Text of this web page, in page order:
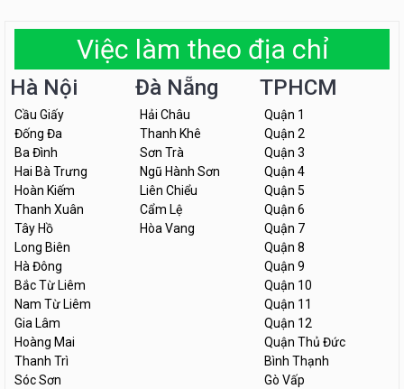
Việc làm theo địa chỉ
Hà Nội
Cầu Giấy
Đống Đa
Ba Đình
Hai Bà Trưng
Hoàn Kiếm
Thanh Xuân
Tây Hồ
Long Biên
Hà Đông
Bắc Từ Liêm
Nam Từ Liêm
Gia Lâm
Hoàng Mai
Thanh Trì
Sóc Sơn
Đà Nẵng
Hải Châu
Thanh Khê
Sơn Trà
Ngũ Hành Sơn
Liên Chiểu
Cẩm Lệ
Hòa Vang
TPHCM
Quận 1
Quận 2
Quận 3
Quận 4
Quận 5
Quận 6
Quận 7
Quận 8
Quận 9
Quận 10
Quận 11
Quận 12
Quận Thủ Đức
Bình Thạnh
Gò Vấp